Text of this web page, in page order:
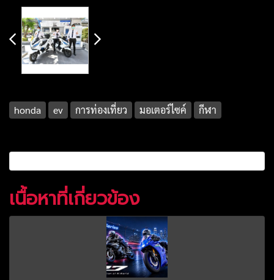
honda ev การท่องเที่ยว มอเตอร์ไซค์ กีฬา
เนื้อหาที่เกี่ยวข้อง